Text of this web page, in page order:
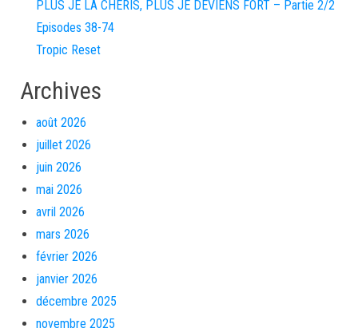
PLUS JE LA CHÉRIS, PLUS JE DEVIENS FORT – Partie 2/2
Episodes 38-74
Tropic Reset
Archives
août 2026
juillet 2026
juin 2026
mai 2026
avril 2026
mars 2026
février 2026
janvier 2026
décembre 2025
novembre 2025